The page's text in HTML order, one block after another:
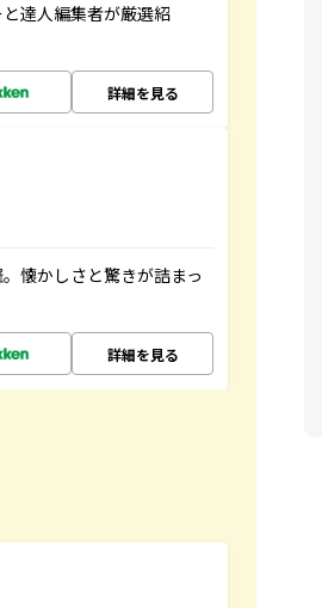
達人編集者が厳選紹
詳細を見る
懐かしさと驚きが詰まっ
詳細を見る